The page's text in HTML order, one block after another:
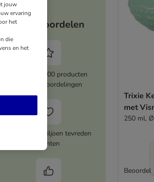
Jouw voordelen
Meer dan 8000 producten
met topbeoordelingen
Meer dan 1 miljoen tevreden
klanten
Trixie
met
250 ml,
jouw
ervaring
het
die
en het